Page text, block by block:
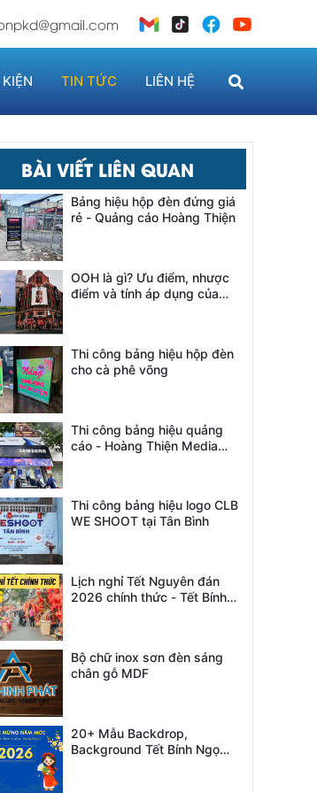
TIN TỨC LIÊN HỆ
BÀI VIẾT LIÊN QUAN
Bảng hiệu hộp đèn đứng giá
rẻ - Quảng cáo Hoàng Thiện
OOH là gì? Ưu điểm, nhược
điểm và tính áp dụng của
Thi công bảng hiệu hộp đèn
cho cà phê võng
Thi công bảng hiệu quảng
cáo - Hoàng Thiện Media
Thi công bảng hiệu logo CLB
WE SHOOT tại Tân Bình
Lịch nghỉ Tết Nguyên đán
2026 chính thức - Tết Bính
Bộ chữ inox sơn đèn sáng
chân gỗ MDF
20+ Mẫu Backdrop,
Background Tết Bính Ngọ